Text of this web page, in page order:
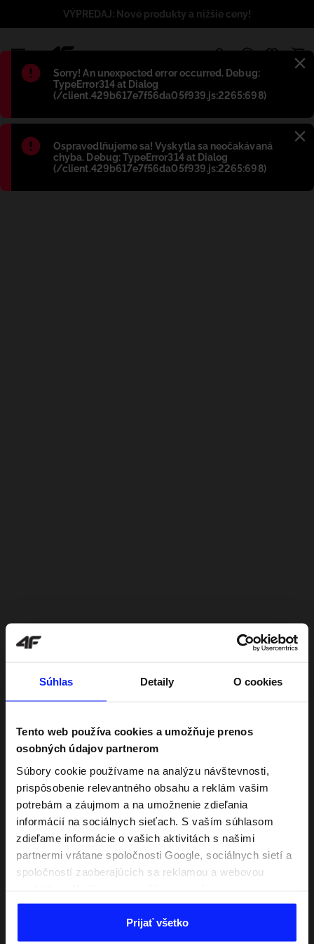
Súhlas Detaily O cookies
Tento web používa cookies a umožňuje prenos
osobných údajov partnerom
Súbory cookie používame na analýzu návštevnosti,
prispôsobenie relevantného obsahu a reklám vašim
potrebám a záujmom a na umožnenie zdieľania
informácií na sociálnych sieťach. S vaším súhlasom
zdieľame informácie o vašich aktivitách s našimi
partnermi vrátane spoločnosti Google, sociálnych sietí a
spoločností zaoberajúcich sa reklamou a webovou
kombinovať s inými, ktoré poskytnete mimo tejto
webovej stránky, ako aj s údajmi, ktoré získajú v
dôsledku vášho používania ich služieb. S vaším
Prijať všetko
Błąd:
Sorry! An unexpected error occurred. Debug:
TypeError314 at Dialog
(/client.429b617e7f56da05f939.js:2265:698)
Błąd:
Ospravedlňujeme sa! Vyskytla sa neočakávaná
chyba. Debug: TypeError314 at Dialog
(/client.429b617e7f56da05f939.js:2265:698)
VÝPREDAJ: Nové produkty a nižšie ceny!
Spoznajte šport do hĺbky